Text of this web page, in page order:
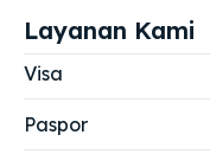
Layanan Kami
Visa
Paspor